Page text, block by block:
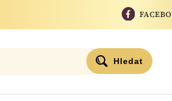
Hledat